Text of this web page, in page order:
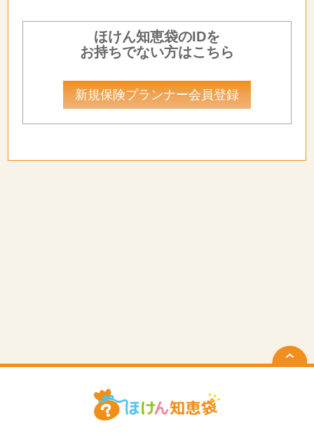
ほけん知恵袋のIDを
お持ちでない方はこちら
新規保険プランナー会員登録